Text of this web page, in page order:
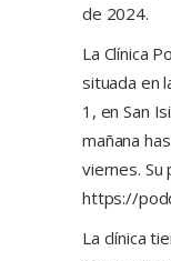
de 2024.
La Clínica
situada en
1, en San
mañana
viernes. Su
https://
La clínica